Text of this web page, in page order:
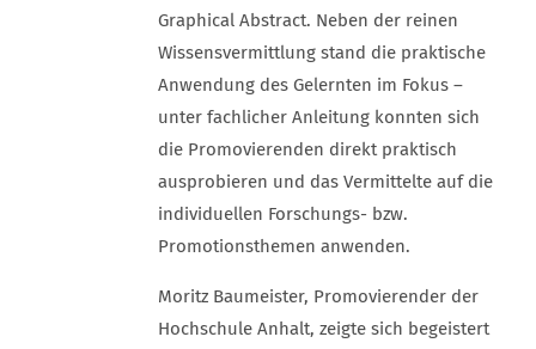
Graphical Abstract. Neben der reinen
Wissensvermittlung stand die praktische
Anwendung des Gelernten im Fokus –
unter fachlicher Anleitung konnten sich
die Promovierenden direkt praktisch
ausprobieren und das Vermittelte auf die
individuellen Forschungs- bzw.
Promotionsthemen anwenden.
Moritz Baumeister, Promovierender der
Hochschule Anhalt, zeigte sich begeistert